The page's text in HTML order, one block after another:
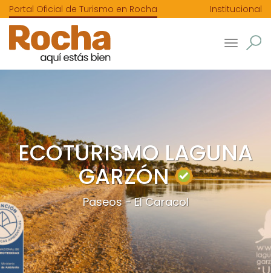
Portal Oficial de Turismo en Rocha Institucional
Toggle
ECOTURISMO LAGUNA
GARZÓN
Paseos - El Caracol